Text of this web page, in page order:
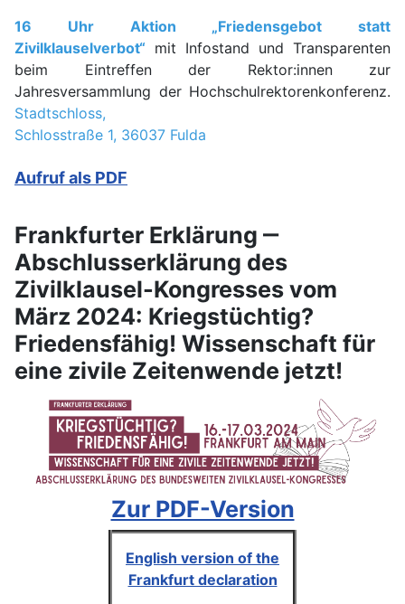
16 Uhr Aktion „Friedensgebot statt
Zivilklauselverbot“ mit Infostand und Transparenten
beim Eintreffen der Rektor:innen zur
Jahresversammlung der Hochschulrektorenkonferenz.
Stadtschloss,
Schlosstraße 1, 36037 Fulda
Aufruf als PDF
Frankfurter Erklärung ‒
Abschlusserklärung des
Zivilklausel-Kongresses vom
März 2024: Kriegstüchtig?
Friedensfähig! Wissenschaft für
eine zivile Zeitenwende jetzt!
Zur PDF-Version
English version of the
Frankfurt declaration